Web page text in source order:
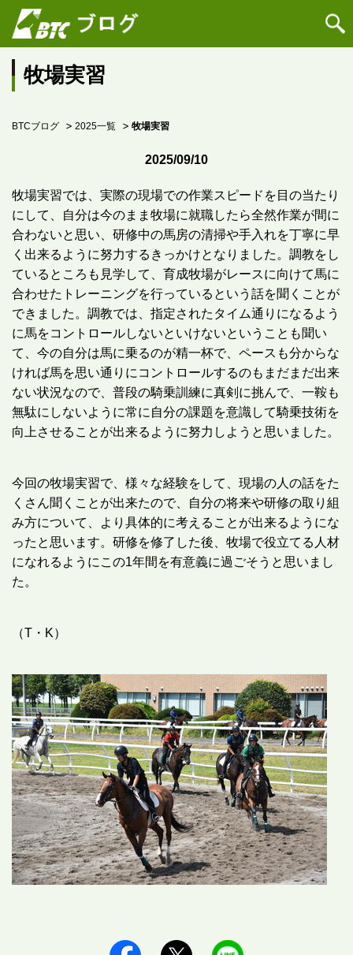
牧場実習
BTCブログ 2025一覧 牧場実習
2025/09/10
牧場実習では、実際の現場での作業スピードを目の当たり
にして、自分は今のまま牧場に就職したら全然作業が間に
合わないと思い、研修中の馬房の清掃や手入れを丁寧に早
く出来るように努力するきっかけとなりました。調教をし
ているところも見学して、育成牧場がレースに向けて馬に
合わせたトレーニングを行っているという話を聞くことが
できました。調教では、指定されたタイム通りになるよう
に馬をコントロールしないといけないということも聞い
て、今の自分は馬に乗るのが精一杯で、ペースも分からな
ければ馬を思い通りにコントロールするのもまだまだ出来
ない状況なので、普段の騎乗訓練に真剣に挑んで、一鞍も
無駄にしないように常に自分の課題を意識して騎乗技術を
向上させることが出来るように努力しようと思いました。
今回の牧場実習で、様々な経験をして、現場の人の話をた
くさん聞くことが出来たので、自分の将来や研修の取り組
み方について、より具体的に考えることが出来るようにな
ったと思います。研修を修了した後、牧場で役立てる人材
になれるようにこの1年間を有意義に過ごそうと思いまし
た。
（T ・ K）